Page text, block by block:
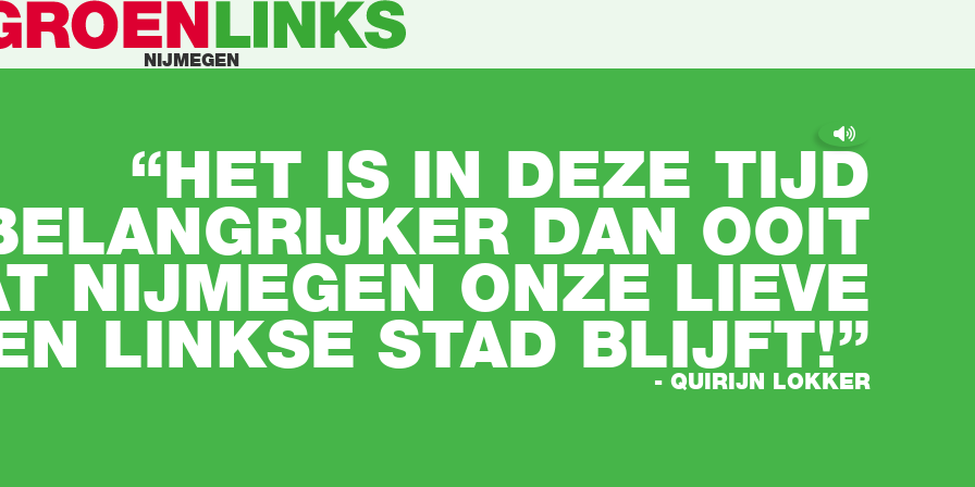
NIJMEGEN
“HET IS IN DEZE TIJD
DAN OOIT
NIJMEGEN ONZE LIEVE
LINKSE STAD BLIJFT!”
- QUIRIJN LOKKER